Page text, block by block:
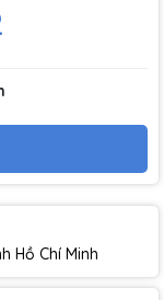
Hồ Chí Minh